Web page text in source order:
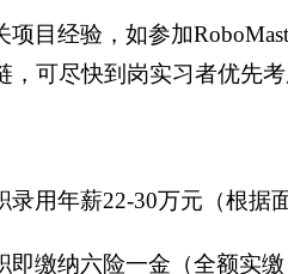
项目经验，如参加
，可尽快到岗实习者优先考
录用年薪22-30万元（根据
即缴纳六险一金（全额实